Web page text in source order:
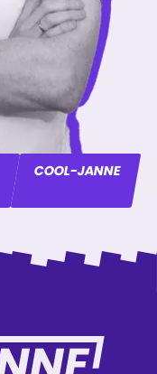
COOL-JANNE